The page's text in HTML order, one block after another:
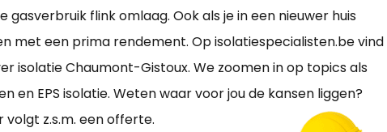
gasverbruik flink omlaag. Ook als je in een nieuwer huis
met een prima rendement. Op isolatiespecialisten.be vind
isolatie Chaumont-Gistoux. We zoomen in op topics als
en EPS isolatie. Weten waar voor jou de kansen liggen?
volgt z.s.m. een offerte.